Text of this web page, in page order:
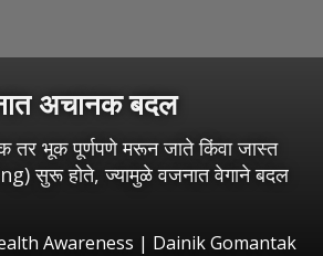
अचानक बदल
तर भूक पूर्णपणे मरून जाते किंवा जास्त
सुरू होते, ज्यामुळे वजनात वेगाने बदल
Awareness | Dainik Gomantak